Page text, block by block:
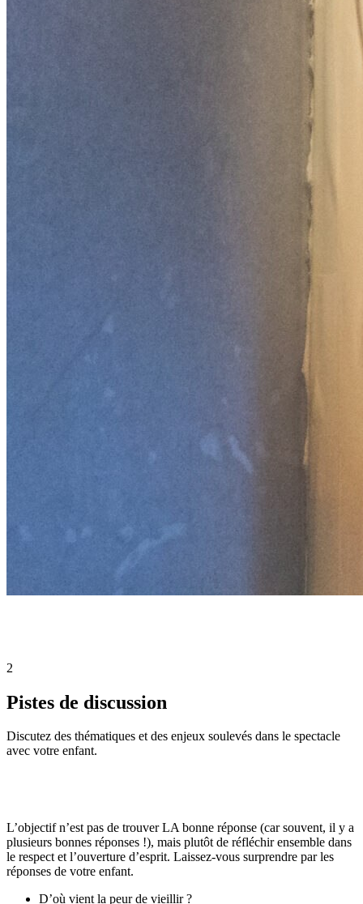
2
Pistes de discussion
Discutez des thématiques et des enjeux soulevés dans le spectacle
avec votre enfant.
L’objectif n’est pas de trouver LA bonne réponse (car souvent, il y a
plusieurs bonnes réponses !), mais plutôt de réfléchir ensemble dans
le respect et l’ouverture d’esprit. Laissez-vous surprendre par les
réponses de votre enfant.
D’où vient la peur de vieillir ?